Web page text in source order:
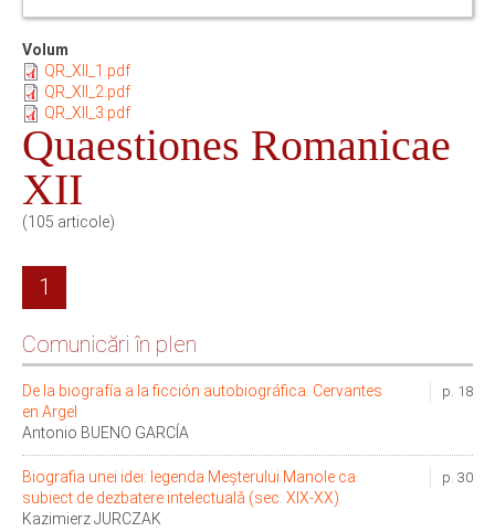
Volum
QR_XII_1.pdf
QR_XII_2.pdf
QR_XII_3.pdf
Quaestiones Romanicae
XII
(105 articole)
1
Comunicări în plen
p. 18
De la biografía a la ficción autobiográfica. Cervantes
en Argel
Antonio BUENO GARCÍA
p. 30
Biografia unei idei: legenda Meşterului Manole ca
subiect de dezbatere intelectualǎ (sec. XIX-XX)
Kazimierz JURCZAK